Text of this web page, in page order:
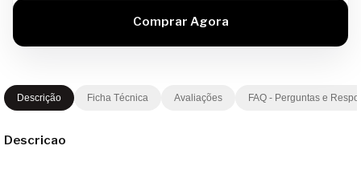
Descrição Ficha Técnica Avaliações FAQ - Perguntas e
Descricao